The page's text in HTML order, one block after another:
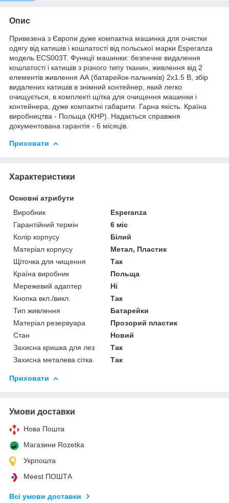
Опис
Привезена з Європи дуже компактна машинка для очистки
одягу від катишів і кошлатості від польської марки Esperanza
модель ECS003T. Функції машинки: безпечне видалення
кошлатості і катишів з різного типу тканин, живлення від 2
елементів живлення АА (батарейок-пальчиків) 2х1.5 В, збір
видалених катишів в знімний контейнер, який легко
очищується, в комплекті щітка для очищення машинки і
контейнера, дуже компактні габарити. Гарна якість. Країна
виробництва - Польща (КНР). Надається справжня
документована гарантія - 6 місяців.
Приховати
Характеристики
Основні атрибути
Виробник
Esperanza
Гарантійний термін
6 міс
Колір корпусу
Білий
Матеріал корпусу
Метал, Пластик
Щіточка для чищення
Так
Країна виробник
Польща
Мережевий адаптер
Ні
Кнопка вкл./викл.
Так
Тип живлення
Батарейки
Матеріал резервуара
Прозорий пластик
Стан
Новий
Захисна кришка для лез
Так
Захисна металева сітка
Так
Приховати
Умови доставки
Нова Пошта
Магазини Rozetka
Укрпошта
Meest ПОШТА
Всі умови доставки